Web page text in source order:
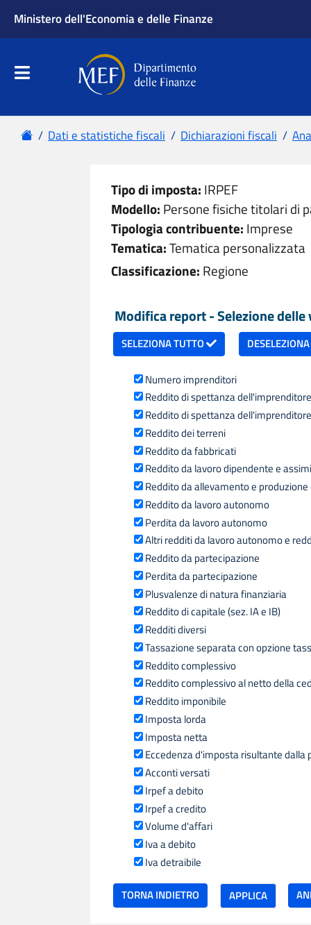
Ministero dell'Economia e delle Finanze
Apri menu principale
Dipartimento delle Finanze
Menu principale
HomeDati e statistiche fiscali Dichiarazioni fiscali
Tipo di imposta: IRPEF
Modello: Persone fisiche titolari di
Tipologia contribuente: Imprese
Tematica:Tematica personalizzata
Classificazione: Regione
Modifica report - Selezione delle
SELEZIONA TUTTO
Numero imprenditori
Reddito di spettanza
Reddito di spettanza
Reddito dei terreni
Reddito da fabbricati
Reddito da lavoro dipendente e
Reddito da allevamento e
Reddito da lavoro autonomo
Perdita da lavoro autonomo
Altri redditi da lavoro autonomo e
Reddito da partecipazione
Perdita da partecipazione
Plusvalenze di natura finanziaria
Reddito di capitale (sez. IA e IB)
Redditi diversi
Tassazione separata con opzione
Reddito complessivo
Reddito complessivo al netto della
Reddito imponibile
Imposta lorda
Imposta netta
Eccedenza d'imposta risultante dalla
Acconti versati
Irpef a debito
Irpef a credito
Volume d'affari
Iva a debito
Iva detraibile
TORNA INDIETRO